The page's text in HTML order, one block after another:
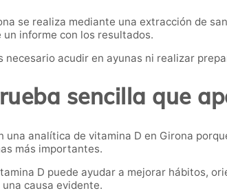
se realiza mediante una extracción de
informe con los resultados.
necesario acudir en ayunas ni realizar
sencilla que
una analítica de vitamina D en Girona
más importantes.
D puede ayudar a mejorar hábitos,
causa evidente.